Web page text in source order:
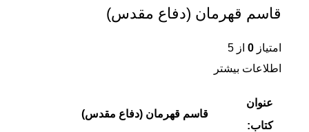
قاسم قهرمان (دفاع مقدس)
امتیاز 0 از 5
اطلاعات بیشتر
عنوان
کتاب:
قاسم قهرمان (دفاع مقدس)